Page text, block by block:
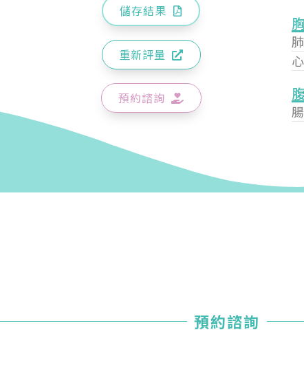
儲存結果
重新評量
預約諮詢
預約諮詢
您好，您的會員申請，已成功送出，經本協